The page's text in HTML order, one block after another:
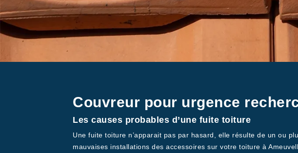
Couvreur pour urgence
Les causes probables d’une fuite toiture
Une fuite toiture n’apparait pas par hasard, elle résulte de un ou
mauvaises installations des accessoires sur votre toiture à